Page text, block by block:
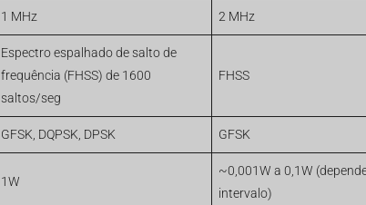
1 MHz 2 MHz
Espectro espalhado de salto de
frequência (FHSS) de 1600
saltos/seg
FHSS
GFSK, DQPSK, DPSK GFSK
1W
~0,001W a 0,1W
intervalo)